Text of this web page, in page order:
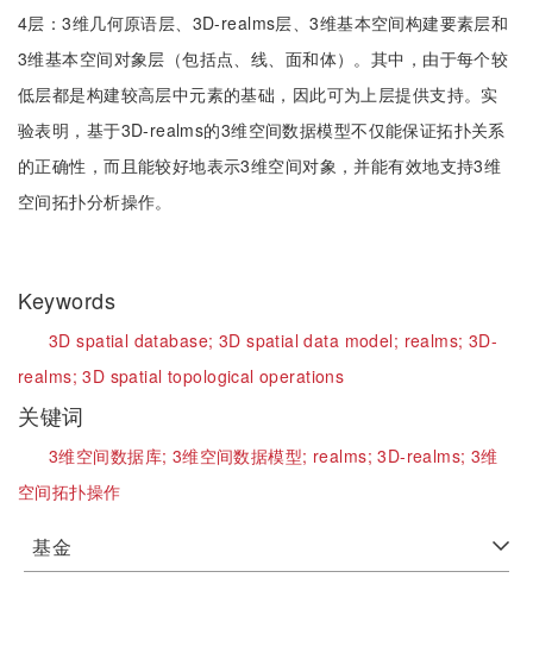
4层：3维几何原语层、3D-realms层、3维基本空间构建要素层和
3维基本空间对象层（包括点、线、面和体）。其中，由于每个较
低层都是构建较高层中元素的基础，因此可为上层提供支持。实
验表明，基于3D-realms的3维空间数据模型不仅能保证拓扑关系
的正确性，而且能较好地表示3维空间对象，并能有效地支持3维
空间拓扑分析操作。
Keywords
3D spatial database; 3D spatial data model; realms; 3D-
realms;3D spatial topological operations
关键词
3维空间数据库; 3维空间数据模型; realms;3D-realms; 3维
空间拓扑操作
基金